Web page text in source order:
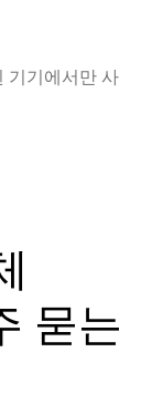
기기에서만 사
묻는